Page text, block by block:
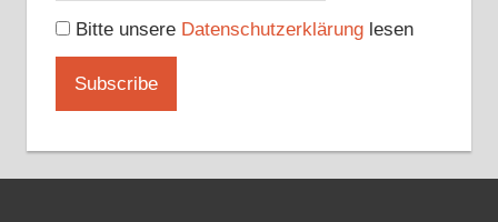
Bitte unsere Datenschutzerklärunglesen